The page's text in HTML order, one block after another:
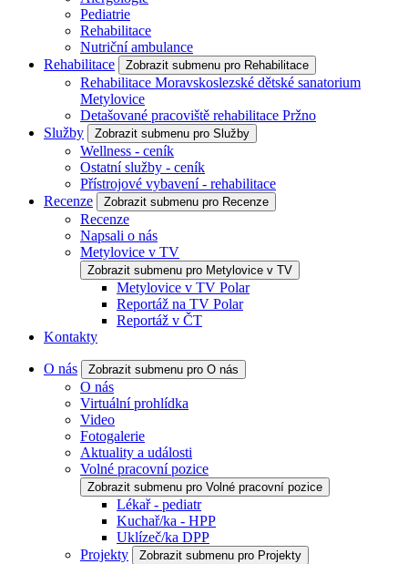
Pediatrie
Rehabilitace
Nutriční ambulance
Rehabilitace
Zobrazit submenu pro Rehabilitace
Rehabilitace Moravskoslezské dětské sanatorium
Metylovice
Detašované pracoviště rehabilitace Pržno
Služby
Zobrazit submenu pro Služby
Wellness - ceník
Ostatní služby - ceník
Přístrojové vybavení - rehabilitace
Recenze
Zobrazit submenu pro Recenze
Recenze
Napsali o nás
Metylovice v TV
Zobrazit submenu pro Metylovice v TV
Metylovice v TV Polar
Reportáž na TV Polar
Reportáž v ČT
Kontakty
O nás Zobrazit submenu pro O nás
O nás
Virtuální prohlídka
Video
Fotogalerie
Aktuality a události
Volné pracovní pozice
Zobrazit submenu pro Volné pracovní pozice
Lékař - pediatr
Kuchař/ka - HPP
Uklízeč/ka DPP
Projekty
Zobrazit submenu pro Projekty